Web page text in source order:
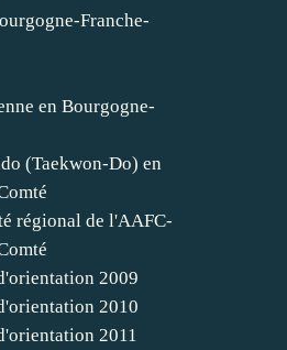
Franche-
en Bourgogne-
(Taekwon-Do) en
régional de l'AAFC-
2009
2010
2011